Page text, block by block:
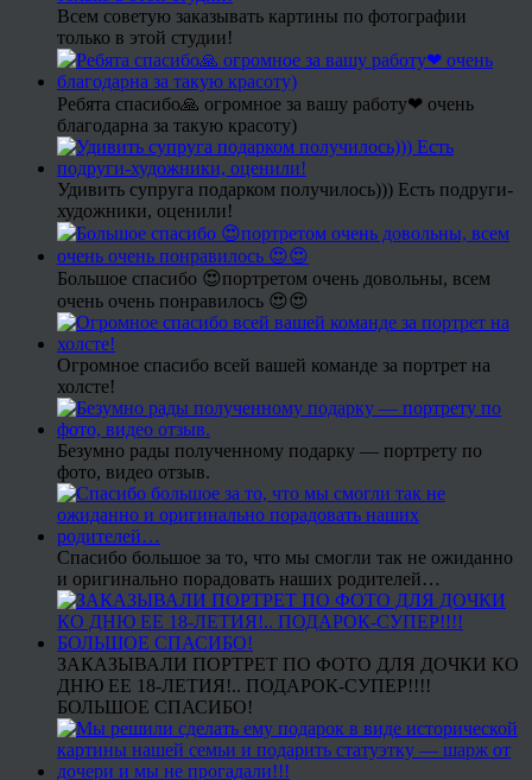
Всем советую заказывать картины по фотографии
только в этой студии!
Ребята спасибо🙏 огромное за вашу работу❤ очень
благодарна за такую красоту)
Удивить супруга подарком получилось))) Есть подруги-
художники, оценили!
Большое спасибо 😍портретом очень довольны, всем
очень очень понравилось 😍😍
Огромное спасибо всей вашей команде за портрет на
холсте!
Безумно рады полученному подарку — портрету по
фото, видео отзыв.
Спасибо большое за то, что мы смогли так не ожиданно
и оригинально порадовать наших родителей…
ЗАКАЗЫВАЛИ ПОРТРЕТ ПО ФОТО ДЛЯ ДОЧКИ КО
ДНЮ ЕЕ 18-ЛЕТИЯ!.. ПОДАРОК-СУПЕР!!!!
БОЛЬШОЕ СПАСИБО!